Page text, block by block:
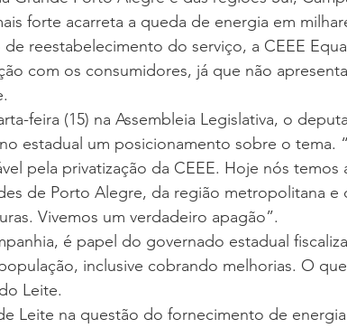
forte acarreta a queda de energia em
reestabelecimento do serviço, a CEEE
com os consumidores, já que não
feira (15) na Assembleia Legislativa, o
estadual um posicionamento sobre o tema.
pela privatização da CEEE. Hoje nós temos
de Porto Alegre, da região metropolitana e
Vivemos um verdadeiro apagão”.
é papel do governado estadual
inclusive cobrando melhorias. O
Leite.
Leite na questão do fornecimento de